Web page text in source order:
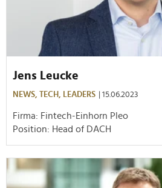
Jens Leucke
NEWS, TECH, LEADERS | 15.06.2023
Firma: Fintech-Einhorn Pleo
Position: Head of DACH